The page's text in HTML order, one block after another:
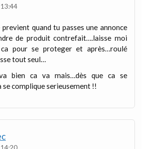
quand tu passes une annonce
de produit contrefait….laisse moi
pour se proteger et après…roulé
tout seul…
bien ca va mais…dès que ca se
se complique serieusement !!